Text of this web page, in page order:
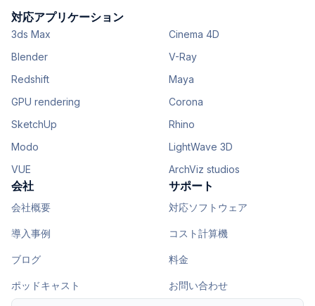
対応アプリケーション
3ds Max
Cinema 4D
Blender
V-Ray
Redshift
Maya
GPU rendering
Corona
SketchUp
Rhino
Modo
LightWave 3D
VUE
ArchViz studios
会社
会社概要
導入事例
ブログ
ポッドキャスト
サポート
対応ソフトウェア
コスト計算機
料金
お問い合わせ